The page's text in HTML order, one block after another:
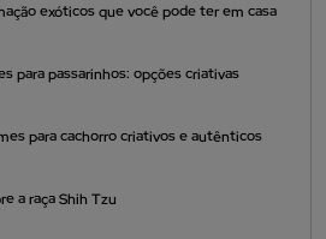
exóticos que você pode ter em casa
para passarinhos: opções criativas
para cachorro criativos e autênticos
a raça Shih Tzu